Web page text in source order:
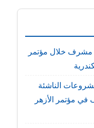
مشرف خلال مؤتمر
الناشئة
مؤتمر الأزهر